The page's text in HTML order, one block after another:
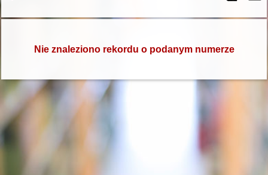
Nie znaleziono rekordu o podanym numerze